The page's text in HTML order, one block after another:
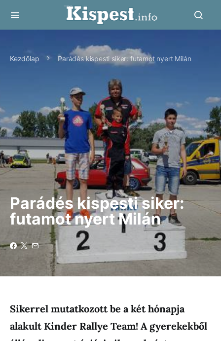
Kezdőlap Parádés kispesti siker: futamot nyert Milán
Parádés kispesti siker:
futamot nyert Milán
Sikerrel mutatkozott be a két hónapja
alakult Kinder Rallye Team! A gyerekekből